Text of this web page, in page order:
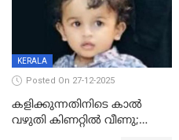
KERALA
Posted On 27-12-2025
കളിക്കുന്നതിനിടെ കാൽ
വഴുതി കിണറ്റിൽ വീണു;